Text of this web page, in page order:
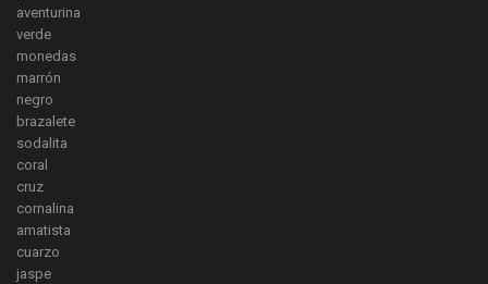
aventurina
verde
monedas
marrón
negro
brazalete
sodalita
coral
cruz
cornalina
amatista
cuarzo
jaspe